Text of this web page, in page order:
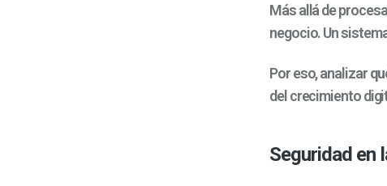
Más allá de
negocio. Un
Por eso, analizar
del crecimiento
Seguridad en